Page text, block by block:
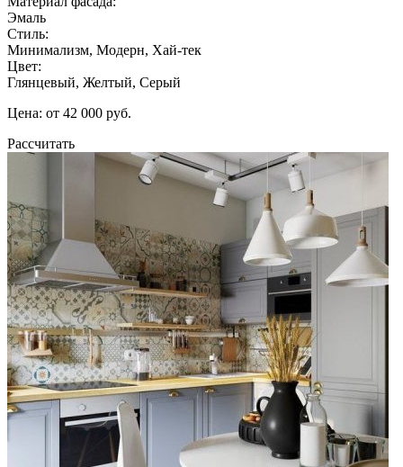
Эмаль
Стиль:
Минимализм, Модерн, Хай-тек
Цвет:
Глянцевый, Желтый, Серый
Цена: от 42 000 руб.
Рассчитать